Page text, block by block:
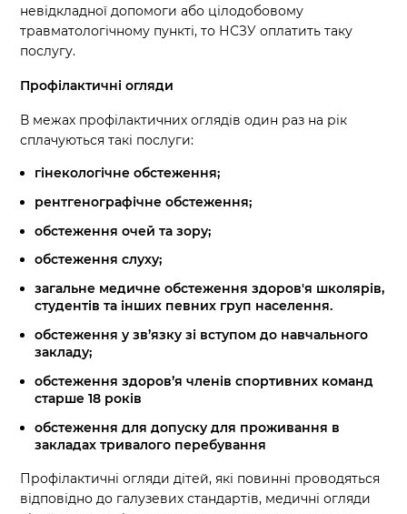
невідкладної допомоги або цілодобовому
травматологічному пункті, то НСЗУ оплатить таку
послугу.
Профілактичні огляди
В межах профілактичних оглядів один раз на рік
сплачуються такі послуги:
гінекологічне обстеження;
рентгенографічне обстеження;
обстеження очей та зору;
обстеження слуху;
загальне медичне обстеження здоров'я школярів,
студентів та інших певних груп населення.
обстеження у зв’язку зі вступом до навчального
закладу;
обстеження здоров’я членів спортивних команд
старше 18 років
обстеження для допуску для проживання в
закладах тривалого перебування
Профілактичні огляди дітей, які повинні проводяться
відповідно до галузевих стандартів, медичні огляди